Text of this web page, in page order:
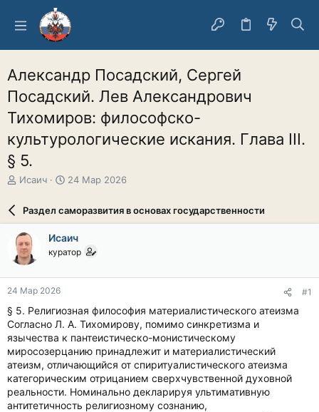
Александр Посадский, Сергей
Посадский. Лев Александрович
Тихомиров: философско-
культурологические искания. Глава III.
§ 5.
А
о
р
т
е
м
ы
Исаич
Д
а
а
ч
л
24 Мар 2026
Раздел саморазвития в основах государственности
Исаич
куратор
24 Мар 2026 #1
§ 5. Религиозная философия материалистического атеизма
Согласно Л. А. Тихомирову, помимо синкретизма и
язычества к пантеистическо-монистическому
миросозерцанию принадлежит и материалистический
атеизм, отличающийся от спиритуалистического атеизма
категорическим отрицанием сверхчувственной духовной
реальности. Номинально декларируя ультимативную
антитетичность религиозному сознанию,